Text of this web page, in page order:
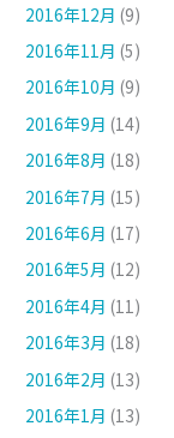
2016年12月 (9)
2016年11月 (5)
2016年10月 (9)
2016年9月 (14)
2016年8月 (18)
2016年7月 (15)
2016年6月 (17)
2016年5月 (12)
2016年4月 (11)
2016年3月 (18)
2016年2月 (13)
2016年1月 (13)